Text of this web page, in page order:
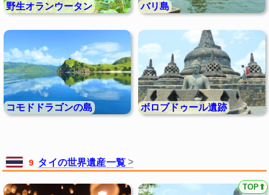
野生オランウータン バリ島
コモドドラゴンの島 ボロブドゥール遺跡
9 タイの世界遺産一覧
TOP⬆